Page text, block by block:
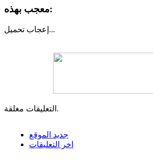
معجب بهذه:
إعجاب تحميل...
التعليقات مغلقة.
جديد الموقع
اخر التعليقات